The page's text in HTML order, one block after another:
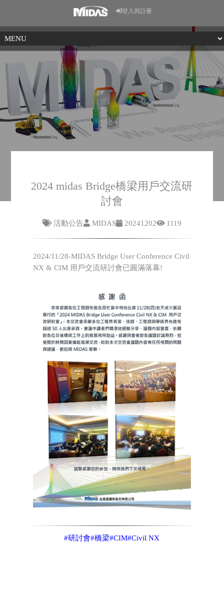
登入與註冊
2024 midas Bridge橋梁用戶交流研
討會
活動公告 MIDAS 20241202 1119
2024/11/28-MIDAS Bridge User Conference Civil
NX & CIM 用戶交流研討會已圓滿落幕!
#研討會#橋梁#CIM#Civil NX